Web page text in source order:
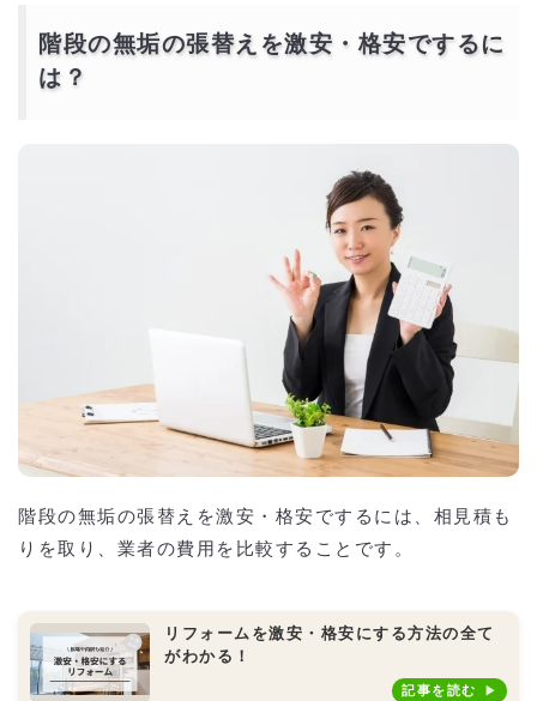
階段の無垢の張替えを激安・格安でするに
は？
階段の無垢の張替えを激安・格安でするには、相見積も
りを取り、業者の費用を比較することです。
リフォームを激安・格安にする方法の全て
がわかる！
記事を読む